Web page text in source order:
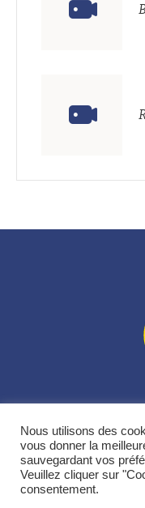
L’association Nos
Contacts
ARPA - Nice
Nous utilisons des
vous donner la
sauvegardant vos
Veuillez cliquer sur
consentement.